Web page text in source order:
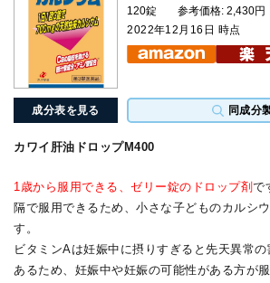
成分表を見る 同成分
120錠
参考価格: 2,430円
2022年12月16日 時点
カワイ肝油ドロップM400
1歳から服用できる、ゼリー錠のドロップ剤で
隔で服用できるため、小さな子どものカルシ
す。
ビタミンAは妊娠中に摂りすぎると先天異常
あるため、妊娠中や妊娠の可能性がある方が